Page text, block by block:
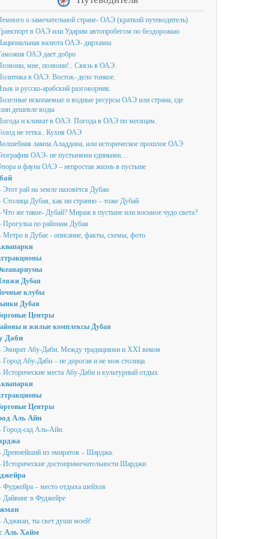
о замечательной стране- ОАЭ (краткий путеводитель)
в ОАЭ или Ударим автопробегом по бездорожью
валюта ОАЭ- дирхамы.
ОАЭ дает добро
мне, позвони!.. Связь в ОАЭ.
в ОАЭ. Восток- дело тонкое.
и русско-арабский разговорник.
ископаемые и водные ресурсы ОАЭ или страна, где
дешевле воды
и климат в ОАЭ. Погода в ОАЭ по месяцам.
не тетка.. Кухня ОАЭ
лампа Аладдина, или историческое прошлое ОАЭ
ОАЭ- не пустынями едиными…
и фауна ОАЭ – непростая жизнь в пустыне
Этот рай на земле назовётся Дубаи
Столица Дубая, как ни странно – тоже Дубай
Что же такое- Дубай? Мираж в пустыне или восьмое чудо света?
Прогулка по районам Дубая
Метро в Дубае - описание, факты, схемы, фото
Дубая
клубы
Дубая
Центры
и жилые комплексы Дубая
Даби
Эмират Абу-Даби. Между традициями и XXI веком
Город Абу-Даби – не дорогая и не моя столица
Исторические места Абу-Даби и культурный отдых
Центры
Аль Айн
Город-сад Аль-Айн.
Древнейший из эмиратов – Шарджа.
Исторические достопримечательности Шарджи
Фуджейра – место отдыха шейхов
Дайвинг в Фуджейре
Аджман, ты свет души моей!
Аль Хайм